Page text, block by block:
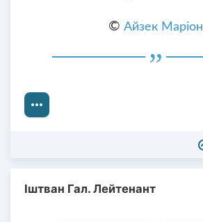
© Айзек Маріон
Іштван Гал. Лейтенант